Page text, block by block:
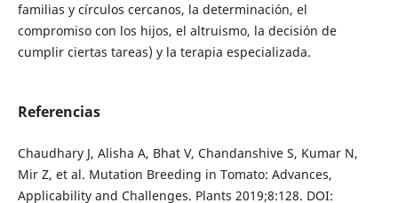
familias y círculos cercanos, la determinación, el
compromiso con los hijos, el altruismo, la decisión de
cumplir ciertas tareas) y la terapia especializada.
Referencias
Chaudhary J, Alisha A, Bhat V, Chandanshive S, Kumar N,
Mir Z, et al. Mutation Breeding in Tomato: Advances,
Applicability and Challenges. Plants 2019;8:128. DOI: